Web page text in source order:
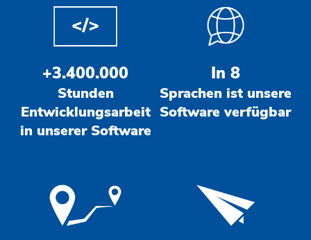
+3.400.000
Stunden
Entwicklungsarbeit
in unserer Software
In 8
Sprachen ist unsere
Software verfügbar